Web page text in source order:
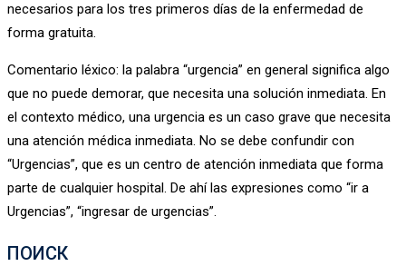
necesarios para los tres primeros días de la enfermedad de
forma gratuita.
Comentario léxico: la palabra “urgencia” en general significa algo
que no puede demorar, que necesita una solución inmediata. En
el contexto médico, una urgencia es un caso grave que necesita
una atención médica inmediata. No se debe confundir con
“Urgencias”, que es un centro de atención inmediata que forma
parte de cualquier hospital. De ahí las expresiones como “ir a
Urgencias”, “ingresar de urgencias”.
ПОИСК